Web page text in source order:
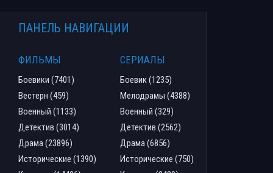
ПАНЕЛЬ НАВИГАЦИИ
ФИЛЬМЫ
Боевики (7401)
Вестерн (459)
Военный (1133)
Детектив (3014)
Драма (23896)
Исторические (1390)
СЕРИАЛЫ
Боевик (1235)
Мелодрамы (4388)
Военный (329)
Детектив (2562)
Драма (6856)
Исторические (750)